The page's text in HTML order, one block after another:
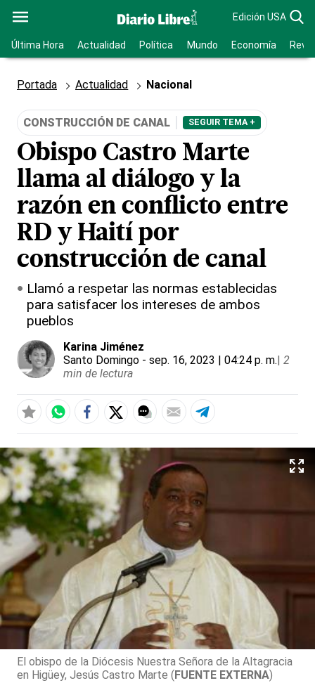
Edición USA
Última Hora Actualidad Política Mundo Economía
Portada Actualidad Nacional
CONSTRUCCIÓN DE CANAL SEGUIR TEMA +
Obispo Castro Marte
llama al diálogo y la
razón en conflicto entre
RD y Haití por
construcción de canal
Llamó a respetar las normas establecidas
para satisfacer los intereses de ambos
pueblos
Karina Jiménez
Santo Domingo - sep. 16, 2023 | 04:24 p. m.| 2
min de lectura
El obispo de la Diócesis Nuestra Señora de la Altagracia
en Higüey, Jesús Castro Marte (FUENTE EXTERNA)